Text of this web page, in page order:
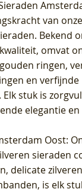
van
Bekend
omvat
ringen,
en verfijnde
stuk is
elegantie
Oost:
sieraden
delicate
is elk